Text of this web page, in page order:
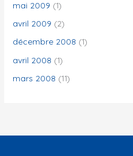
mai 2009 (1)
avril 2009 (2)
décembre 2008 (1)
avril 2008 (1)
mars 2008 (11)